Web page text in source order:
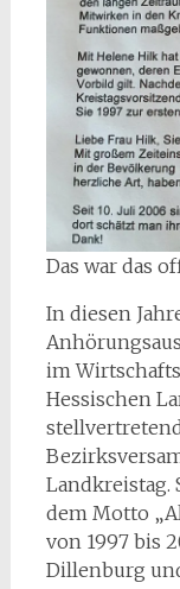
Das war das
In diesen
im
Hessischen
Landkreistag.
dem Motto
von 1997 bis
Dillenburg